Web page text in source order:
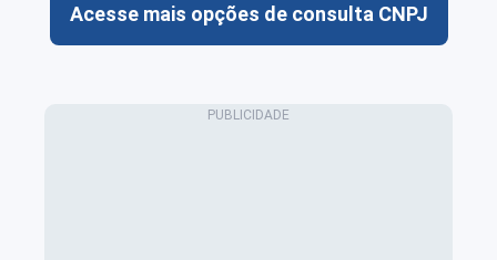
Acesse mais opções de consulta CNPJ